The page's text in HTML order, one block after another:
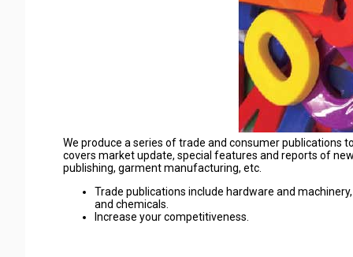
We produce a series of trade and consumer
covers market update, special features and reports of
publishing, garment manufacturing, etc.
Trade publications include hardware and
and chemicals.
Increase your competitiveness.